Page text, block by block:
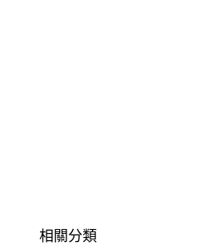
相關分類